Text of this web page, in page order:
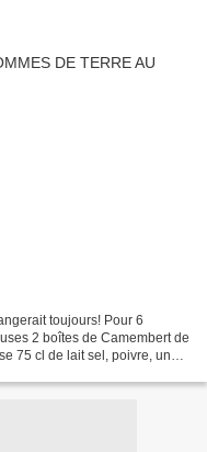
toujours! Pour 6
2 boîtes de Camembert de
75 cl de lait sel, poivre, un